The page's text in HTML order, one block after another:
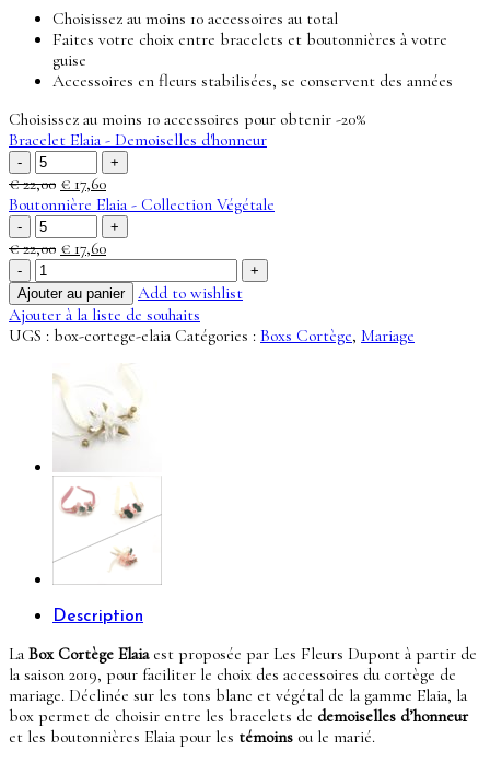
Choisissez au moins 10 accessoires au total
Faites votre choix entre bracelets et boutonnières à votre
guise
Accessoires en fleurs stabilisées, se conservent des années
Choisissez au moins 10 accessoires pour obtenir -20%
Bracelet Elaia - Demoiselles d'honneur
quantité
de
Bracelet
Elaia
-
Demoiselles
d'honneur
€22,00 Le
prix
était :
€ 22,00.
€ 17,60Le
prix
actuel
est :
€ 17,60.
Boutonnière Elaia - Collection Végétale
quantité
de
Boutonnière
Elaia
-
Collection
€22,00 Le
initial
était :
€ 22,00.
€ 17,60Le
actuel
est :
€ 17,60.
quantité
de
Box
Cortège
Ajouter au panier
Add to wishlist
Ajouter à la liste de souhaits
UGS : box-cortege-elaia Catégories : Boxs Cortège, Mariage
Description
La Box Cortège Elaia est proposée par Les Fleurs Dupont à partir de
la saison 2019, pour faciliter le choix des accessoires du cortège de
mariage. Déclinée sur les tons blanc et végétal de la gamme Elaia, la
box permet de choisir entre les bracelets de demoiselles d’honneur
et les boutonnières Elaia pour les témoins ou le marié.